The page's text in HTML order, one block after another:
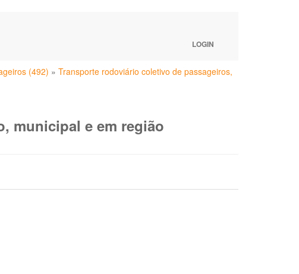
LOGIN
(492) » Transporte rodoviário coletivo de passageiros,
municipal e em região